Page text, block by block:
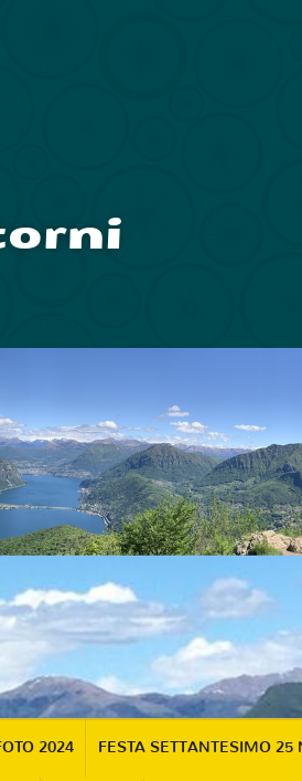
2024 FESTA SETTANTESIMO 25